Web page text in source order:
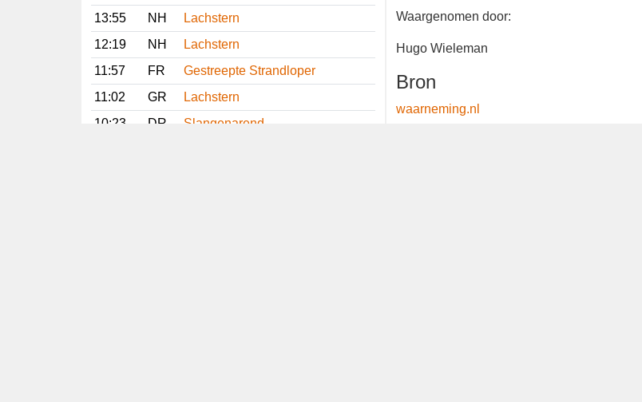
13:55
NH
Lachstern
12:19
NH
Lachstern
11:57
FR
Gestreepte Strandloper
11:02
GR
Lachstern
10:23
DR
Slangenarend
Bron